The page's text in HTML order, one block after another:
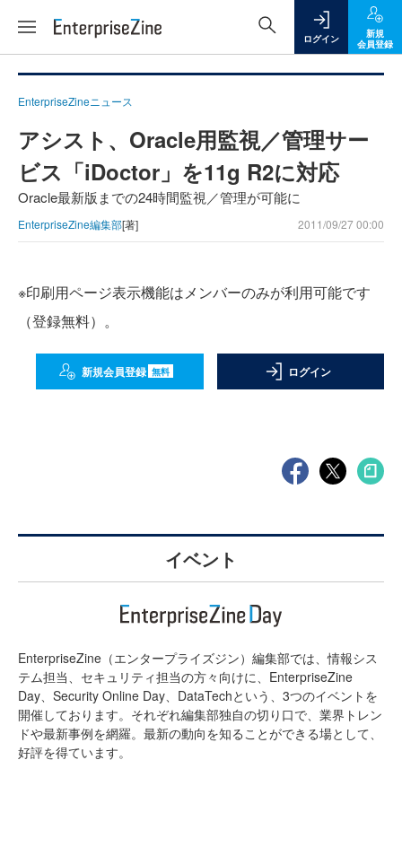
ログイン
新規
会員登録
EnterpriseZineニュース
アシスト、Oracle用監視／管理サー
ビス「iDoctor」を11g R2に対応
Oracle最新版までの24時間監視／管理が可能に
EnterpriseZine編集部[著] 2011/09/27 00:00
※印刷用ページ表示機能はメンバーのみが利用可能です
（登録無料）。
新規会員登録 無料 ログイン
イベント
EnterpriseZine（エンタープライズジン）編集部では、情報シス
テム担当、セキュリティ担当の方々向けに、EnterpriseZine
Day、Security Online Day、DataTechという、3つのイベントを
開催しております。それぞれ編集部独自の切り口で、業界トレン
ドや最新事例を網羅。最新の動向を知ることができる場として、
好評を得ています。